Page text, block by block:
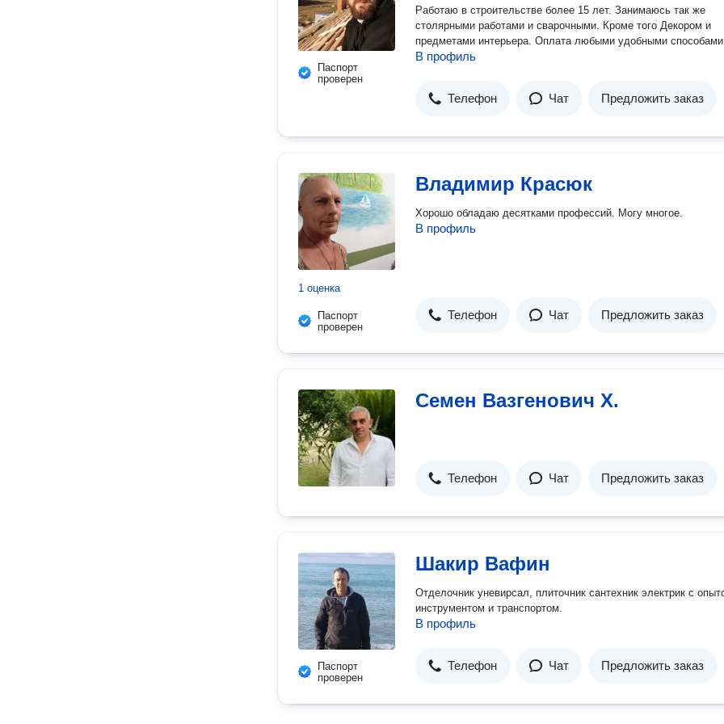
Паспорт
проверен
Работаю в строительстве более 15 лет. Занимаюсь так же
столярными работами и сварочными. Кроме того Декором и
предметами интерьера. Оплата любыми удобными
В профиль
Телефон Чат Предложить заказ
1 оценка
Паспорт
проверен
Владимир Красюк
Хорошо обладаю десятками профессий. Могу многое.
В профиль
Телефон Чат Предложить заказ
Семен Вазгенович Х.
Телефон Чат Предложить заказ
Паспорт
проверен
Шакир Вафин
Отделочник уневирсал, плиточник сантехник электрик с
инструментом и транспортом.
В профиль
Телефон Чат Предложить заказ